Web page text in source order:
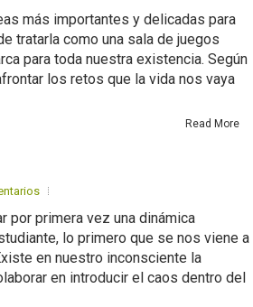
más importantes y delicadas para
tratarla como una sala de juegos
para toda nuestra existencia. Según
los retos que la vida nos vaya
Read More
por primera vez una dinámica
lo primero que se nos viene a
en nuestro inconsciente la
en introducir el caos dentro del